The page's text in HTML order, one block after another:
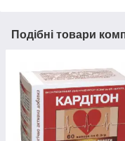
Подібні товари